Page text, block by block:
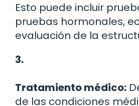
Esto puede incluir
pruebas hormonales,
evaluación de la
3.
Tratamiento médico:
de las condiciones